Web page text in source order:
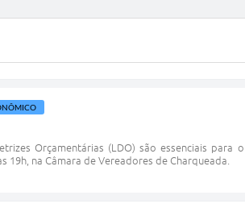
Orçamentárias (LDO) são essenciais
19h, na Câmara de Vereadores de Charqueada.